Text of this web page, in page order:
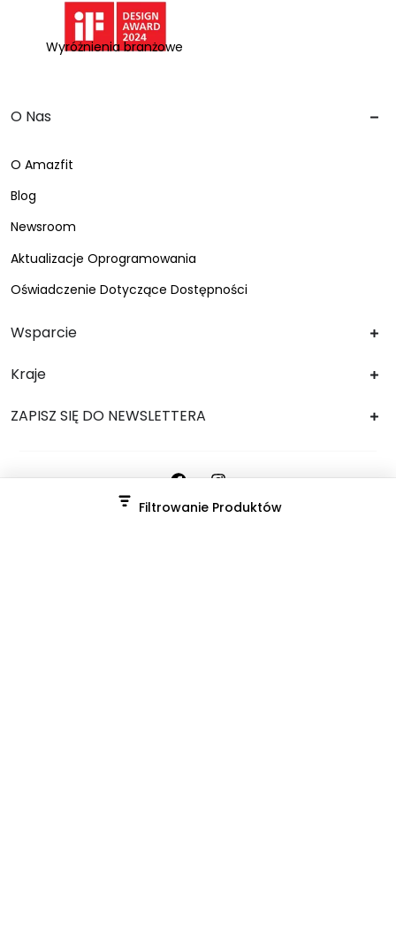
Filtrowanie Produktów
Wyróżnienia branżowe
O Nas
O Amazfit
Blog
Newsroom
Aktualizacje Oprogramowania
Oświadczenie Dotyczące Dostępności
Wsparcie
Kraje
ZAPISZ SIĘ DO NEWSLETTERA
Amazfit Powered byBSK Media, part of